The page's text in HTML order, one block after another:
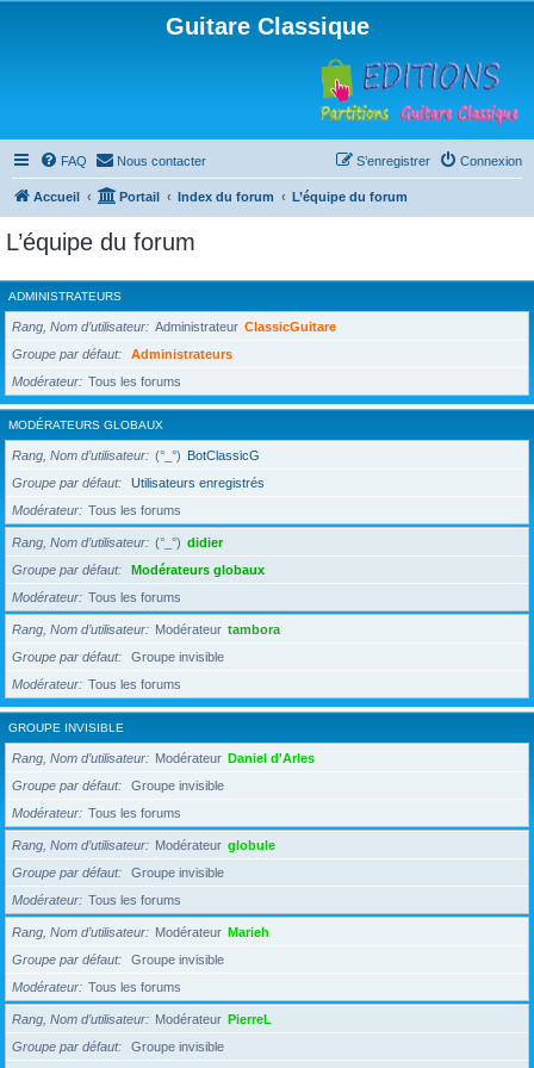
Guitare Classique
FAQ Nous contacter Connexion
S’enregistrer
Accueil Portail Index du forum L’équipe du forum
L’équipe du forum
ADMINISTRATEURS
Rang, Nom d’utilisateur Administrateur ClassicGuitare
Groupe par défaut
Administrateurs
Modérateur
Tous les forums
MODÉRATEURS GLOBAUX
Rang, Nom d’utilisateur (°_°) BotClassicG
Groupe par défaut
Utilisateurs enregistrés
Modérateur
Tous les forums
Rang, Nom d’utilisateur (°_°) didier
Groupe par défaut
Modérateurs globaux
Modérateur
Tous les forums
Rang, Nom d’utilisateur Modérateur tambora
Groupe par défaut
Groupe invisible
Modérateur
Tous les forums
GROUPE INVISIBLE
Rang, Nom d’utilisateur Modérateur Daniel d'Arles
Groupe par défaut
Groupe invisible
Modérateur
Tous les forums
Rang, Nom d’utilisateur Modérateur globule
Groupe par défaut
Groupe invisible
Modérateur
Tous les forums
Rang, Nom d’utilisateur Modérateur Marieh
Groupe par défaut
Groupe invisible
Modérateur
Tous les forums
Rang, Nom d’utilisateur Modérateur PierreL
Groupe par défaut
Groupe invisible